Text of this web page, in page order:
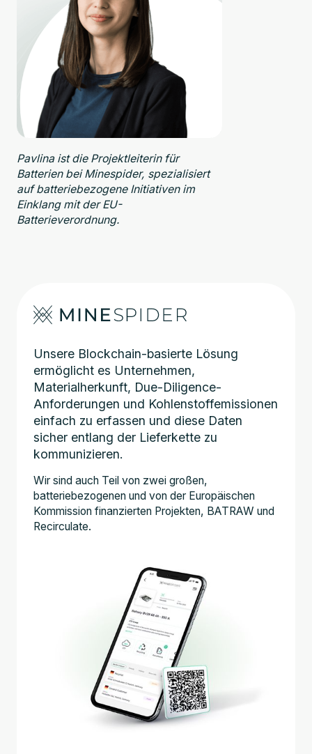
Pavlina ist die Projektleiterin für
Batterien bei Minespider, spezialisiert
auf batteriebezogene Initiativen im
Einklang mit der EU-
Batterieverordnung.
Unsere Blockchain-basierte Lösung
ermöglicht es Unternehmen,
Materialherkunft, Due-Diligence-
Anforderungen und Kohlenstoffemissionen
einfach zu erfassen und diese Daten
sicher entlang der Lieferkette zu
kommunizieren.
Wir sind auch Teil von zwei großen,
batteriebezogenen und von der Europäischen
Kommission finanzierten Projekten, BATRAW und
Recirculate.